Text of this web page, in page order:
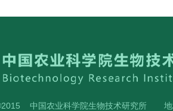
中国农业科学院生物技术研究所